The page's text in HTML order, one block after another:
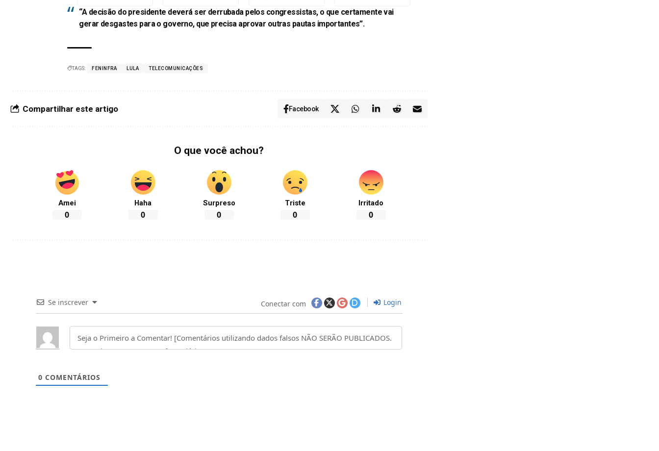
“A decisão do presidente deverá ser derrubada pelos congressistas, o que certamente vai
gerar desgastes para o governo, que precisa aprovar outras pautas importantes”.
TAGS: FENINFRA LULA TELECOMUNICAÇÕES
Compartilhar este artigo Facebook
O que você achou?
Amei
0
Haha
0
Surpreso
0
Triste
0
Irritado
0
Se inscrever Conectar com Login
0 COMENTÁRIOS